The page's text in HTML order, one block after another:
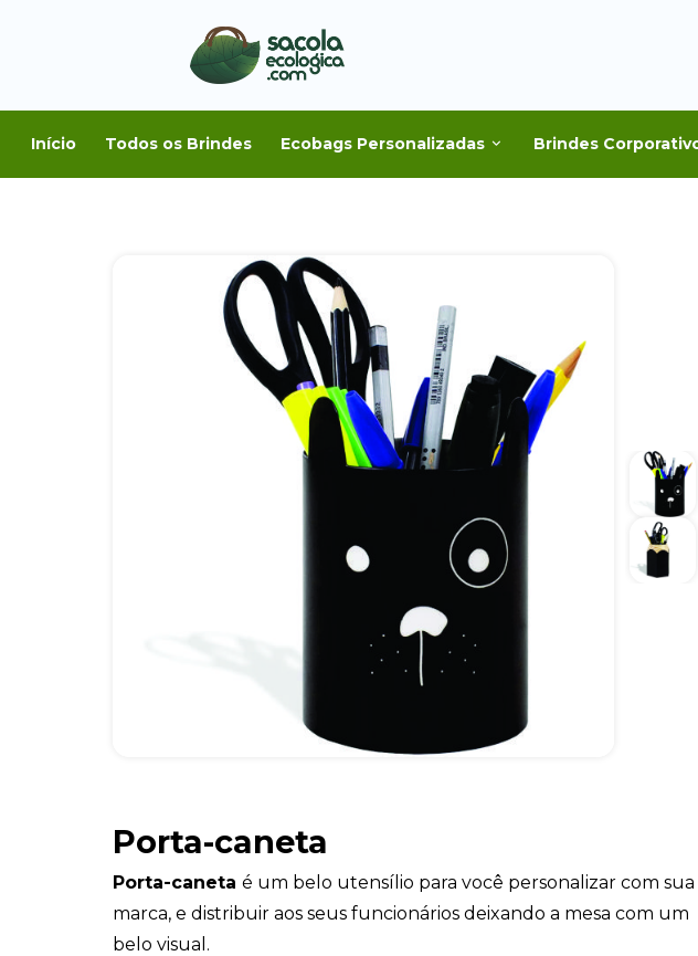
Início Todos os Brindes Ecobags Personalizadas Brindes
Porta-caneta
Porta-caneta é um belo utensílio para você personalizar com sua
marca, e distribuir aos seus funcionários deixando a mesa com um
belo visual.